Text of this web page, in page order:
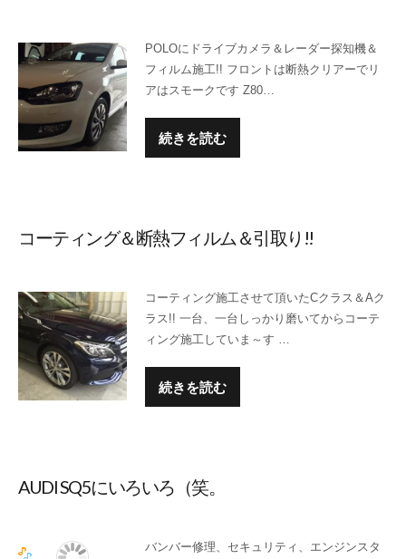
POLOにドライブカメラ＆レーダー探知機＆
フィルム施工!! フロントは断熱クリアーでリ
アはスモークです Z80…
続きを読む
コーティング＆断熱フィルム＆引取り!!
コーティング施工させて頂いたCクラス＆Aク
ラス!! 一台、一台しっかり磨いてからコーテ
ィング施工していま～す …
続きを読む
AUDI SQ5にいろいろ（笑。
バンバー修理、セキュリティ、エンジンスタ